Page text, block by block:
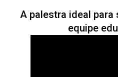
A palestra ideal
equipe